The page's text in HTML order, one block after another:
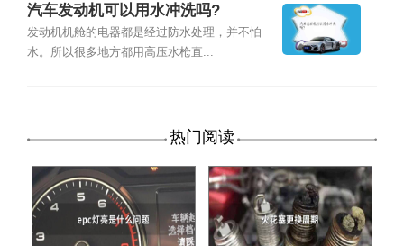
汽车发动机可以用水冲洗吗?
发动机机舱的电器都是经过防水处理，并不怕
水。所以很多地方都用高压水枪直...
热门阅读